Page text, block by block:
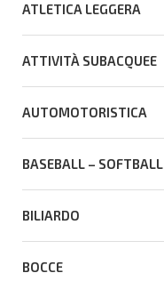
ATLETICA LEGGERA
ATTIVITÀ SUBACQUEE
AUTOMOTORISTICA
BASEBALL – SOFTBALL
BILIARDO
BOCCE